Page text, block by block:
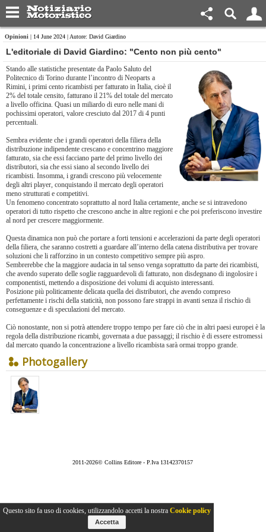
Opinioni | 14 June 2024 | Autore: David Giardino
L'editoriale di David Giardino: "Cento non più cento"
Stando alle statistiche presentate da Paolo Saluto del
Politecnico di Torino durante l’incontro di Neoparts a
Rimini, i primi cento ricambisti per fatturato in Italia, cioè il
2% del totale censito, fatturano il 21% del totale del mercato
a livello officina. Quasi un miliardo di euro nelle mani di
pochissimi operatori, valore cresciuto dal 2017 di 4 punti
percentuali.
Sembra evidente che i grandi operatori della filiera della
distribuzione indipendente crescano e concentrino maggiore
fatturato, sia che essi facciano parte del primo livello dei
distributori, sia che essi siano al secondo livello dei
ricambisti. Insomma, i grandi crescono più velocemente
degli altri player, conquistando il mercato degli operatori
meno strutturati e competitivi.
Un fenomeno concentrato soprattutto al nord Italia certamente, anche se si intravedono
operatori di tutto rispetto che crescono anche in altre regioni e che poi preferiscono investire
al nord per crescere maggiormente.
Questa dinamica non può che portare a forti tensioni e accelerazioni da parte degli operatori
della filiera, che saranno costretti a guardare all’interno della catena distributiva per trovare
soluzioni che li rafforzino in un contesto competitivo sempre più aspro.
Sembrerebbe che la maggiore audacia in tal senso venga soprattutto da parte dei ricambisti,
che avendo superato delle soglie ragguardevoli di fatturato, non disdegnano di ingolosire i
componentisti, mettendo a disposizione dei volumi di acquisto interessanti.
Posizione più politicamente delicata quella dei distributori, che avendo compreso
perfettamente i rischi della staticità, non possono fare strappi in avanti senza il rischio di
conseguenze e di speculazioni del mercato.
Ciò nonostante, non si potrà attendere troppo tempo per fare ciò che in altri paesi europei è la
regola della distribuzione ricambi, governata a due passaggi; il rischio è di essere estromessi
dal mercato quando la concentrazione a livello ricambista sarà ormai troppo grande.
Photogallery
2011-2026© Collins Editore - P.Iva 13142370157
Questo sito fa uso di cookies, utilizzandolo accetti la nostra Cookie policy
Accetta